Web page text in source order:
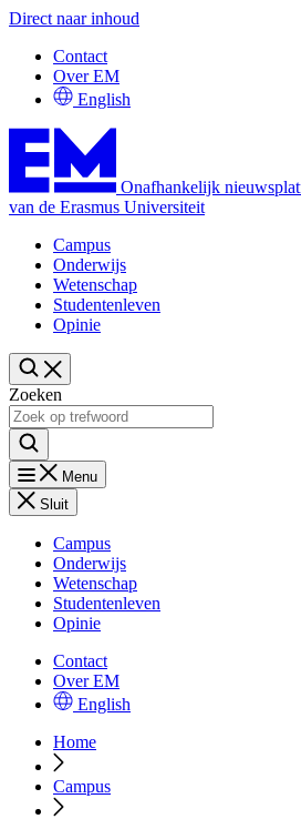
Direct naar inhoud
Contact
Over EM
English
Onafhankelijk
van de Erasmus Universiteit
Campus
Onderwijs
Wetenschap
Studentenleven
Opinie
Zoeken
Menu
Sluit
Campus
Onderwijs
Wetenschap
Studentenleven
Opinie
Contact
Over EM
English
Home
Campus